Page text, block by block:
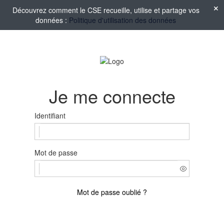
Découvrez comment le CSE recueille, utilise et partage vos
données : Politique d'utilisation des données
Je me connecte
Identifiant
Mot de passe
Mot de passe oublié ?